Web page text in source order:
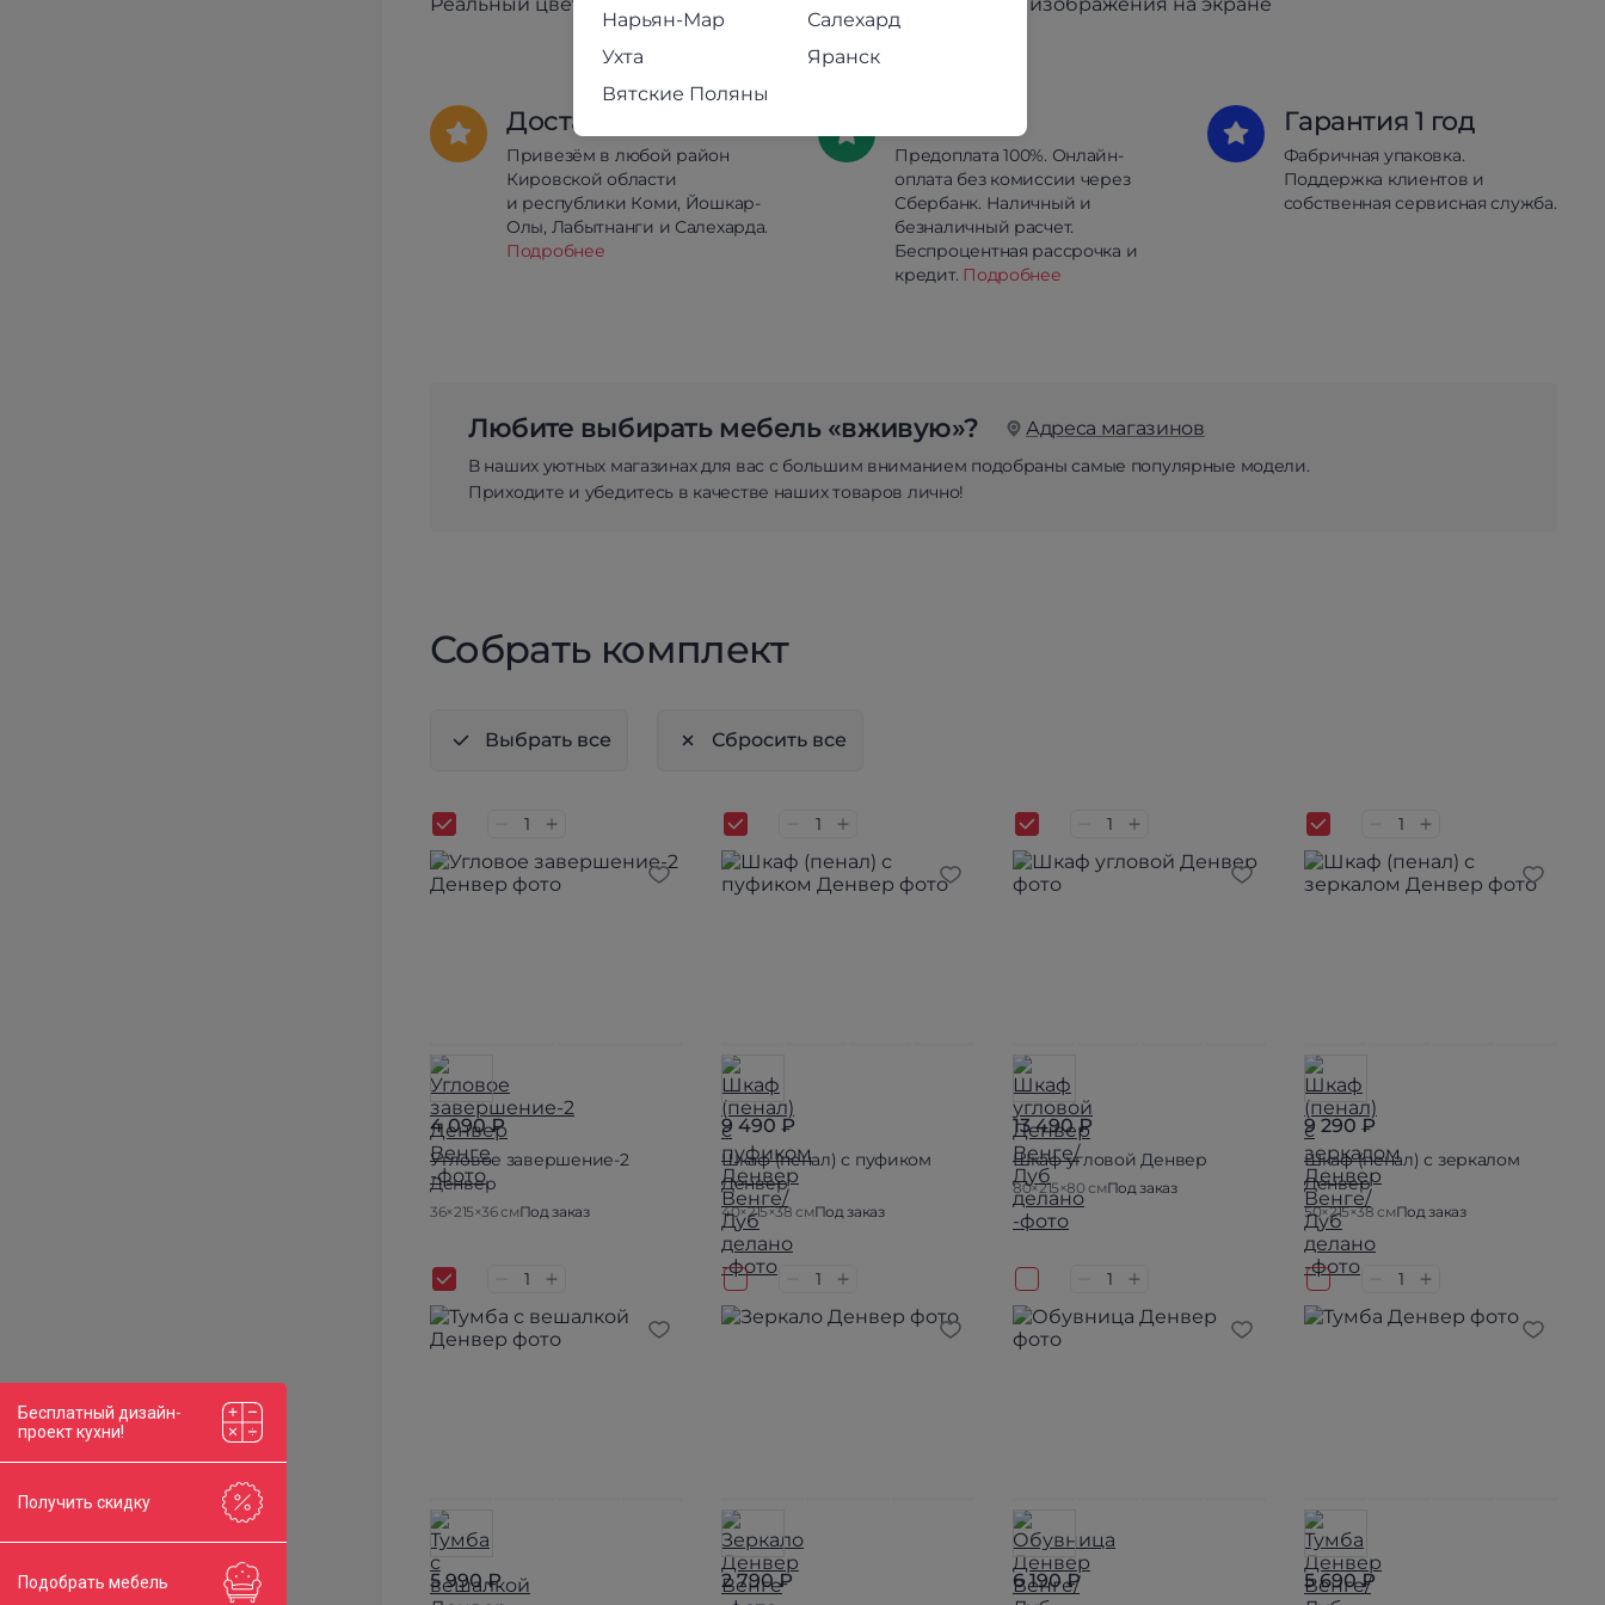
Доставка
Привезём в любой район
Кировской области
и республики Коми, Йошкар-
Олы, Лабытнанги и Салехарда.
Подробнее
Предоплата 100%. Онлайн-
оплата без комиссии через
Сбербанк. Наличный и
безналичный расчет.
Беспроцентная рассрочка и
кредит. Подробнее
Гарантия 1 год
Фабричная упаковка.
Поддержка клиентов и
собственная сервисная служба.
Любите выбирать мебель «вживую»? Адреса магазинов
В наших уютных магазинах для вас с большим вниманием подобраны самые популярные модели.
Приходите и убедитесь в качестве наших товаров лично!
Собрать комплект
Выбрать все Сбросить все
4 090 ₽
Угловое завершение-2
Денвер
36×215×36 смПод заказ
9 490 ₽
Шкаф (пенал) с пуфиком
Денвер
40×215×38 смПод заказ
13 490 ₽
Шкаф угловой Денвер
80×215×80 смПод заказ
9 290 ₽
Шкаф (пенал) с зеркалом
Денвер
50×215×38 смПод заказ
5 990 ₽ 2 790 ₽ 6 190 ₽ 5 690 ₽
Нарьян-Мар
Салехард
Ухта
Яранск
Вятские Поляны
Бесплатный дизайн-
проект кухни!
Получить скидку
Подобрать мебель